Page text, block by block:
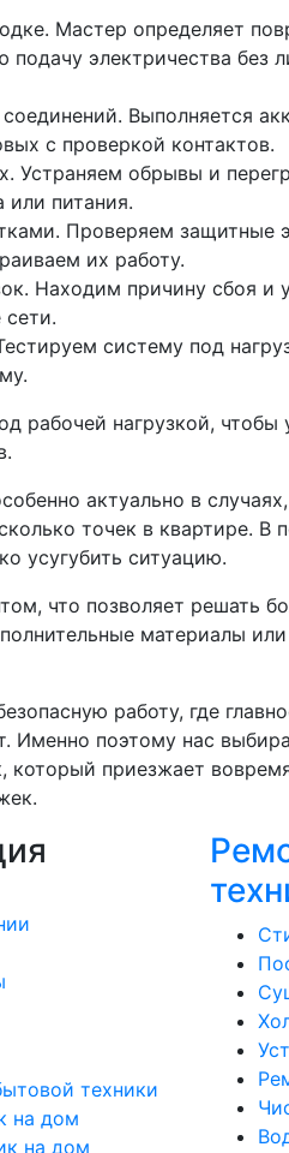
Мастер определяет
подачу электричества без
Выполняется
с проверкой контактов.
Устраняем обрывы и
или питания.
Проверяем защитные
их работу.
Находим причину сбоя и
систему под
рабочей нагрузкой, чтобы
актуально в случаях,
точек в квартире. В
усугубить ситуацию.
что позволяет решать
материалы или
работу, где
Именно поэтому нас
который приезжает
техники
на дом
на дом